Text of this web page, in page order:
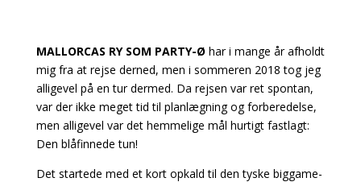
MALLORCAS RY SOM PARTY-Ø har i mange år afholdt
mig fra at rejse derned, men i sommeren 2018 tog jeg
alligevel på en tur dermed. Da rejsen var ret spontan,
var der ikke meget tid til planlægning og forberedelse,
men alligevel var det hemmelige mål hurtigt fastlagt:
Den blåfinnede tun!
Det startede med et kort opkald til den tyske biggame-